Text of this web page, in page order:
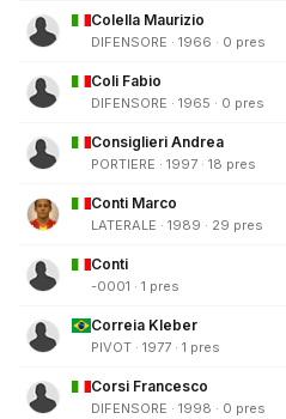
Colella Maurizio
DIFENSORE · 1966 · 0 pres
Coli Fabio
DIFENSORE · 1965 · 0 pres
Consiglieri Andrea
PORTIERE · 1997 · 18 pres
Conti Marco
LATERALE · 1989 · 29 pres
Conti
-0001 · 1 pres
Correia Kleber
PIVOT · 1977 · 1 pres
Corsi Francesco
DIFENSORE · 1998 · 0 pres